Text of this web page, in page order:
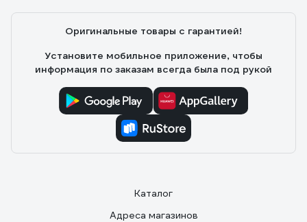
Оригинальные товары с гарантией!
Установите мобильное приложение, чтобы
информация по заказам всегда была под рукой
Каталог
Адреса магазинов